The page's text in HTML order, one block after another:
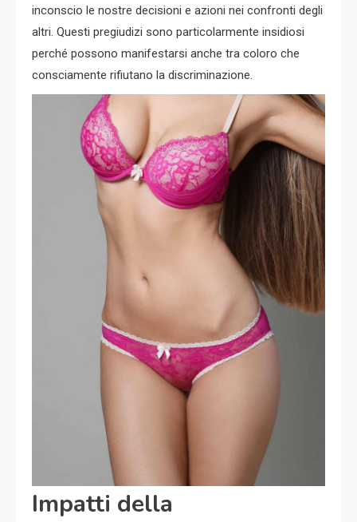
inconscio le nostre decisioni e azioni nei confronti degli
altri. Questi pregiudizi sono particolarmente insidiosi
perché possono manifestarsi anche tra coloro che
consciamente rifiutano la discriminazione.
Impatti della